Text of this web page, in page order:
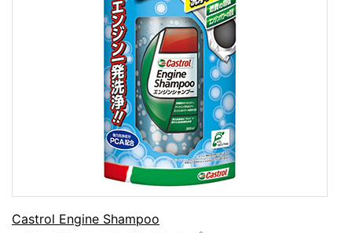
Castrol Engine Shampoo